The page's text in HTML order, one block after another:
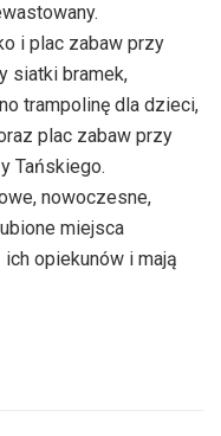
i plac zabaw przy
siatki bramek,
trampolinę dla dzieci,
plac zabaw przy
Tańskiego.
nowoczesne,
miejsca
opiekunów i mają